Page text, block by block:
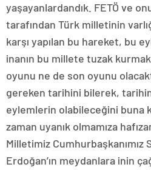
yaşayanlardandık. FETÖ ve
tarafından Türk milletinin
karşı yapılan bu hareket, bu
inanın bu millete tuzak
oyunu ne de son oyunu
gereken tarihini bilerek,
eylemlerin olabileceğini buna
zaman uyanık olmamıza
Milletimiz Cumhurbaşkanımız
Erdoğan’ın meydanlara inin